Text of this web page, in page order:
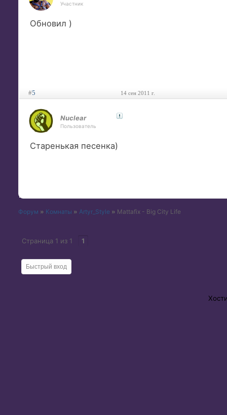
Участник
Обновил )
#5 14 сен 2011 г.
Nuclear
Пользователь
Старенькая песенка)
Форум » Комнаты » Artyr_Style » Mattafix - Big City Life
Страница 1 из 1 1